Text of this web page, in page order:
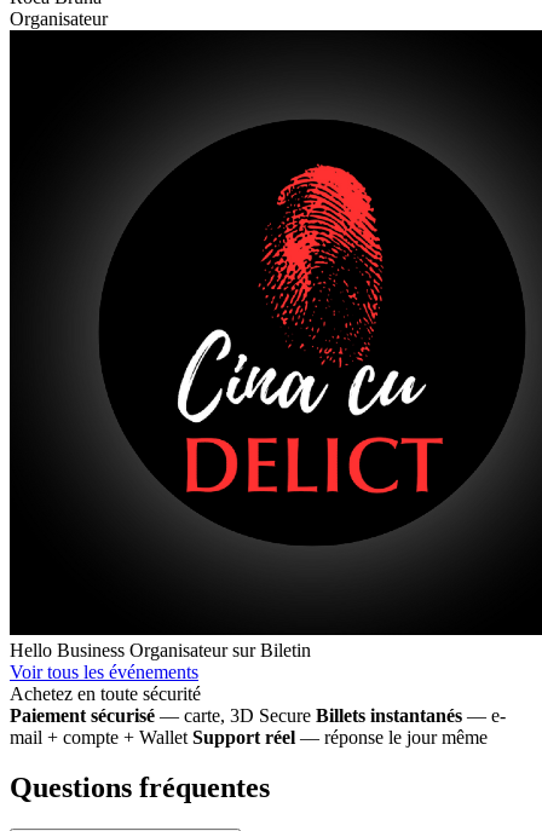
Organisateur
Hello Business Organisateur sur Biletin
Voir tous les événements
Achetez en toute sécurité
Paiement sécurisé — carte, 3D Secure Billets instantanés — e-
mail + compte + Wallet Support réel — réponse le jour même
Questions fréquentes